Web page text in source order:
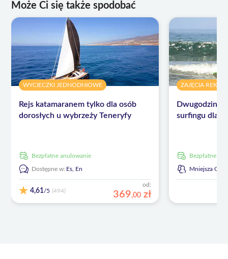
Może Ci się także spodobać
WYCIECZKI JEDNODNIOWE
Rejs katamaranem tylko dla osób
dorosłych u wybrzeży Teneryfy
Bezpłatne anulowanie
Dostępne w: Es, En
4,61/5 (494)
od:
369,00 zł
ZAJĘCIA
surfingu dla
Bezpłatne
Mniejsza